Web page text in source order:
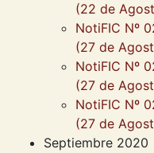
(22 de
NotiFIC Nº
(27 de
NotiFIC Nº
(27 de
NotiFIC Nº
(27 de
Septiembre 2020